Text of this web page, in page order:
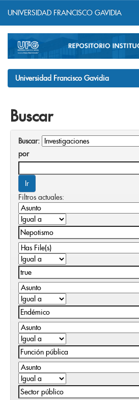
navigation
UNIVERSIDAD FRANCISCO GAVIDIA
Universidad Francisco Gavidia
Buscar
Buscar:
por
Filtros actuales: